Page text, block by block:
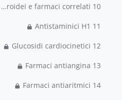
10 Ormoni steroidei e farmaci correlati
11 Antistaminici H1
12 Glucosidi cardiocinetici
13 Farmaci antiangina
14 Farmaci antiaritmici